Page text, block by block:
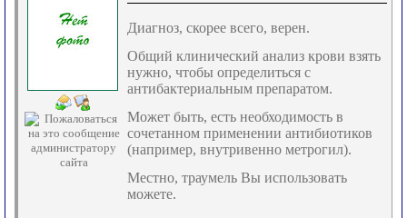
Диагноз, скорее всего, верен.
Общий клинический анализ крови взять
нужно, чтобы определиться с
антибактериальным препаратом.
Может быть, есть необходимость в
сочетанном применении антибиотиков
(например, внутривенно метрогил).
Местно, траумель Вы использовать
можете.